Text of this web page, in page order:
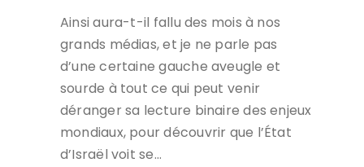
Ainsi aura-t-il fallu des mois à nos
grands médias, et je ne parle pas
d’une certaine gauche aveugle et
sourde à tout ce qui peut venir
déranger sa lecture binaire des enjeux
mondiaux, pour découvrir que l’État
d’Israël voit se…